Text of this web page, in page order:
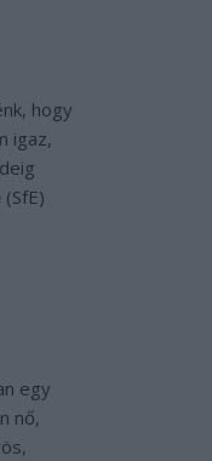
hogy
igaz,
(SfE)
egy
nő,